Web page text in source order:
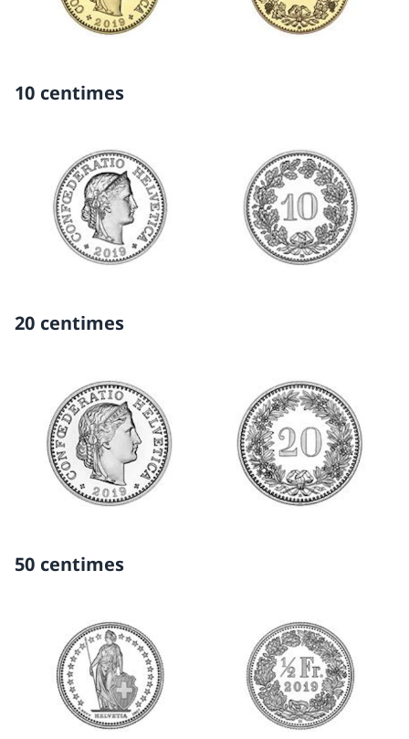
10 centimes
20 centimes
50 centimes